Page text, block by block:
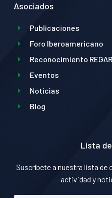
Asociados
Publicaciones
Foro Iberoamericano
Reconocimiento
Eventos
Noticias
Blog
Lista
Suscríbete a nuestra lista de
actividad y